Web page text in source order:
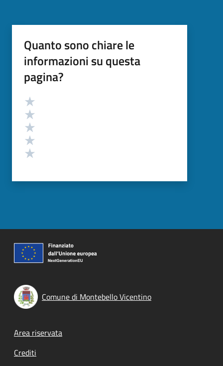
Quanto sono chiare le
informazioni su questa
pagina?
Valutazione
Comune di Montebello Vicentino
Footer menu
Area riservata
Crediti